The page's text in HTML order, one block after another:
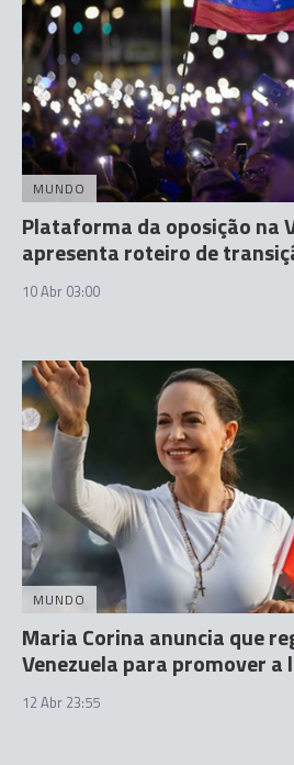
MUNDO
Plataforma da oposição na
apresenta roteiro de
10 Abr 03:00
MUNDO
Maria Corina anuncia que
Venezuela para promover a
12 Abr 23:55